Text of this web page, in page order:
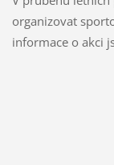
organizovat
informace o akci